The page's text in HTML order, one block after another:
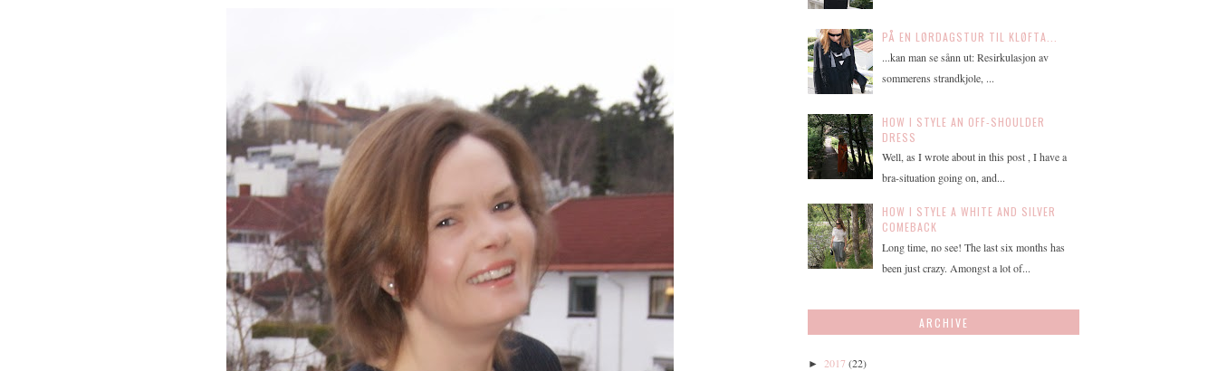
PÅ EN LØRDAGSTUR TIL KLØFTA...
...kan man se sånn ut: Resirkulasjon av
sommerens strandkjole, ...
HOW I STYLE AN OFF-SHOULDER
DRESS
Well, as I wrote about in this post , I have a
bra-situation going on, and...
HOW I STYLE A WHITE AND SILVER
COMEBACK
Long time, no see! The last six months has
been just crazy. Amongst a lot of...
ARCHIVE
► 2017 (22)